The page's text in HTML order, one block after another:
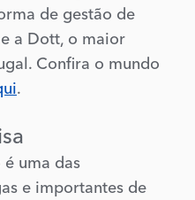
de gestão de
a Dott, o maior
Confira o mundo
.
uma das
e importantes de